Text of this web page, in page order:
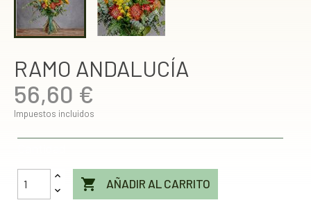
RAMO ANDALUCÍA
56,60 €
Impuestos incluidos
 AÑADIR AL CARRITO